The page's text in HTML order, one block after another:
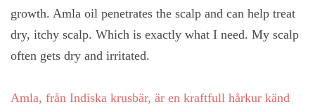
growth. Amla oil penetrates the scalp and can help treat
dry, itchy scalp. Which is exactly what I need. My scalp
often gets dry and irritated.
Amla, från Indiska krusbär, är en kraftfull hårkur känd